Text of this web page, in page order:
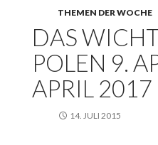
THEMEN DER WOCHE
DAS
POLEN 9.
APRIL 2017
14. JULI 2015